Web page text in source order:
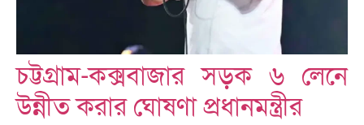
চট্টগ্রাম-কক্সবাজার সড়ক ৬ লেনে
উন্নীত করার ঘোষণা প্রধানমন্ত্রীর